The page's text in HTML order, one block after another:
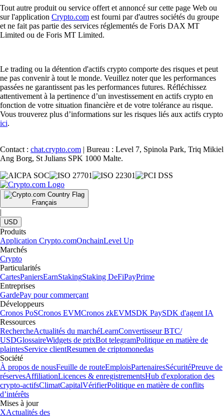
Tout autre produit ou service offert et annoncé sur cette page Web ou
sur l'application Crypto.com est fourni par d'autres sociétés du groupe
et ne fait pas partie des services réglementés de Foris DAX MT
Limited ou de Foris MT Limited.
Le trading ou la détention d'actifs crypto comporte des risques et peut
ne pas convenir à tout le monde. Veuillez noter que les performances
passées ne garantissent pas les performances futures. Réfléchissez
attentivement à la pertinence d’un investissement en actifs crypto en
fonction de votre situation financière et de votre tolérance au risque.
Vous trouverez plus d’informations sur les risques liés aux actifs crypto
ici.
Contact : chat.crypto.com | Bureau : Level 7, Spinola Park, Triq Mikiel
Ang Borg, St Julians SPK 1000 Malte.
Français
|
USD
Produits
Application Crypto.comOnchainLevel Up
Marchés
Crypto
Particularités
CartesPaniersEarnStakingStaking DeFiPayPrime
Entreprises
GardePay pour commerçant
Développeurs
Cronos PoSCronos EVMCronos zkEVMSDK PaySDK d'agent IA
Ressources
RechercheActualités du marchéLearnConvertisseur BTC/
USDGlossaireWidgets de prixBot telegramPolitique en matière de
plaintesService clientResumen de criptomonedas
Société
À propos de nousFeuille de routeEmploisPartenairesSécuritéPreuve de
réservesAffiliationLicences & enregistrementsHub d'exploration des
crypto-actifsClimatCapitalVérifierPolitique en matière de conflits
d’intérêts
Mises à jour
XActualités des